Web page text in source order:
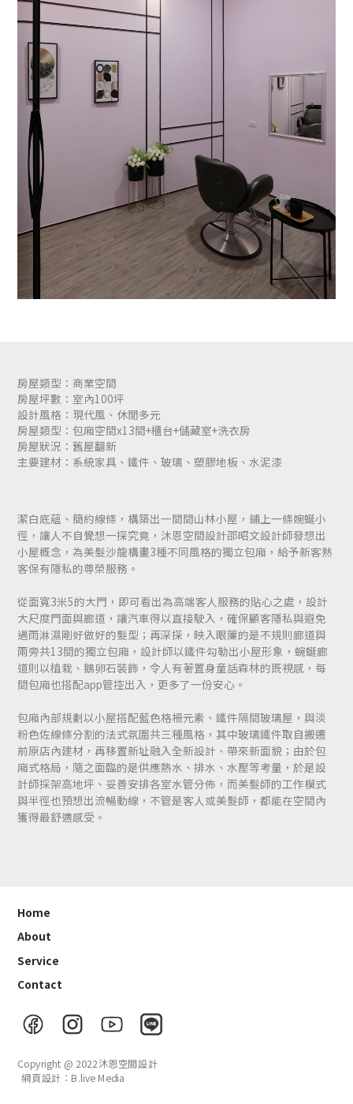
房屋類型：商業空間
房屋坪數：室內100坪
設計風格：現代風、休閒多元
房屋類型：包廂空間x13間+櫃台+儲藏室+洗衣房
房屋狀況：舊屋翻新
主要建材：系統家具、鐵件、玻璃、塑膠地板、水泥漆
潔白底蘊、簡約線條，構築出一間間山林小屋，鋪上一條婉蜒小
徑，讓人不自覺想一探究竟，沐恩空間設計邵昭文設計師發想出
小屋概念，為美髮沙龍構畫3種不同風格的獨立包廂，給予新客熟
客保有隱私的尊榮服務。
從面寬3米5的大門，即可看出為高端客人服務的貼心之處，設計
大尺度門面與廊道，讓汽車得以直接駛入，確保顧客隱私與避免
遇雨淋濕剛好做好的髮型；再深探，映入眼簾的是不規則廊道與
兩旁共13間的獨立包廂，設計師以鐵件勾勒出小屋形象，蜿蜒廊
道則以植栽、鵝卵石裝飾，令人有著置身童話森林的既視感，每
間包廂也搭配app管控出入，更多了一份安心。
包廂內部規劃以小屋搭配藍色格柵元素、鐵件隔間玻璃屋，與淡
粉色佐線條分割的法式氛圍共三種風格，其中玻璃鐵件取自搬遷
前原店內建材，再移置新址融入全新設計、帶來新面貌；由於包
廂式格局，隨之面臨的是供應熱水、排水、水壓等考量，於是設
計師採架高地坪、妥善安排各室水管分佈，而美髮師的工作模式
與半徑也預想出流暢動線，不管是客人或美髮師，都能在空間內
獲得最舒適感受。
Home
About
Service
Contact
Copyright @ 2022沐恩空間設計
網頁設計：B.live Media